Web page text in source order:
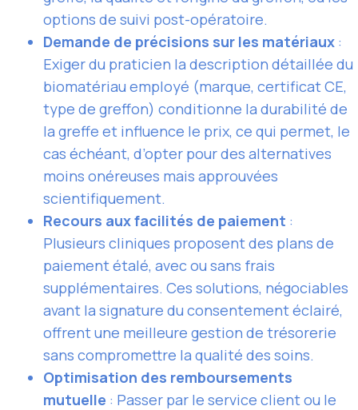
options de suivi post-opératoire.
Demande de précisions sur les matériaux :
Exiger du praticien la description détaillée du
biomatériau employé (marque, certificat CE,
type de greffon) conditionne la durabilité de
la greffe et influence le prix, ce qui permet, le
cas échéant, d’opter pour des alternatives
moins onéreuses mais approuvées
scientifiquement.
Recours aux facilités de paiement :
Plusieurs cliniques proposent des plans de
paiement étalé, avec ou sans frais
supplémentaires. Ces solutions, négociables
avant la signature du consentement éclairé,
offrent une meilleure gestion de trésorerie
sans compromettre la qualité des soins.
Optimisation des remboursements
mutuelle : Passer par le service client ou le